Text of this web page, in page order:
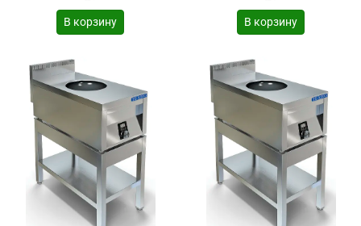
В корзину В корзину